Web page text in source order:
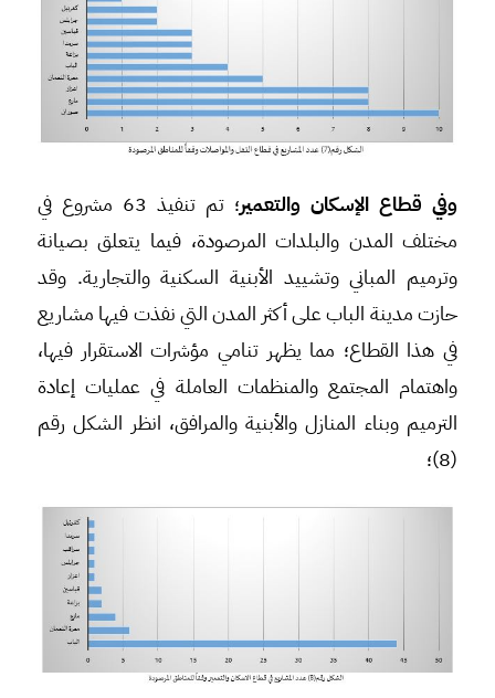
وفي قطاع الإسكان والتعمير
؛ تم تنفيذ 63 مشروع في
مختلف المدن والبلدات المرصودة، فيما يتعلق بصيانة
وترميم المباني وتشييد الأبنية السكنية والتجارية. وقد
حازت مدينة الباب على أكثر المدن التي نفذت فيها مشاريع
في هذا القطاع؛ مما يظهر تنامي مؤشرات الاستقرار فيها،
واهتمام المجتمع والمنظمات العاملة في عمليات إعادة
الترميم وبناء المنازل والأبنية والمرافق، انظر الشكل رقم
(8)؛